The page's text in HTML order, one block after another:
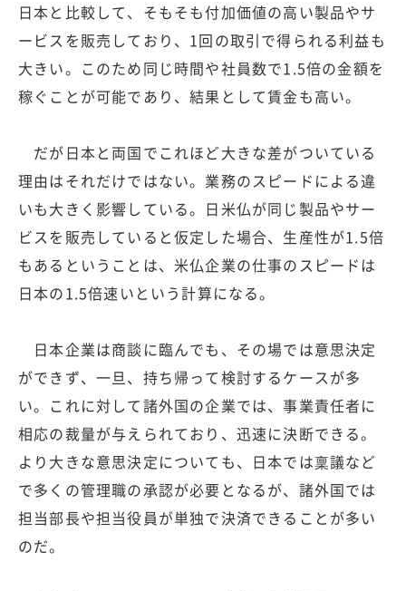
日本と比較して、そもそも付加価値の高い製品やサ
ービスを販売しており、1回の取引で得られる利益も
大きい。このため同じ時間や社員数で1.5倍の金額を
稼ぐことが可能であり、結果として賃金も高い。
だが日本と両国でこれほど大きな差がついている
理由はそれだけではない。業務のスピードによる違
いも大きく影響している。日米仏が同じ製品やサー
ビスを販売していると仮定した場合、生産性が1.5倍
もあるということは、米仏企業の仕事のスピードは
日本の1.5倍速いという計算になる。
日本企業は商談に臨んでも、その場では意思決定
ができず、一旦、持ち帰って検討するケースが多
い。これに対して諸外国の企業では、事業責任者に
相応の裁量が与えられており、迅速に決断できる。
より大きな意思決定についても、日本では稟議など
で多くの管理職の承認が必要となるが、諸外国では
担当部長や担当役員が単独で決済できることが多い
のだ。